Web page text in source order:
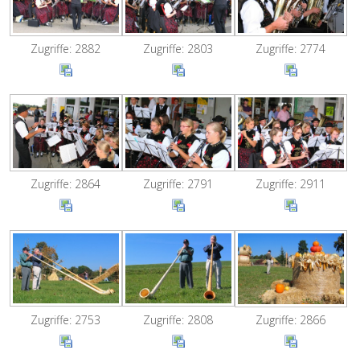
Zugriffe: 2882 Zugriffe: 2803 Zugriffe: 2774
Zugriffe: 2864 Zugriffe: 2791 Zugriffe: 2911
Zugriffe: 2753 Zugriffe: 2808 Zugriffe: 2866